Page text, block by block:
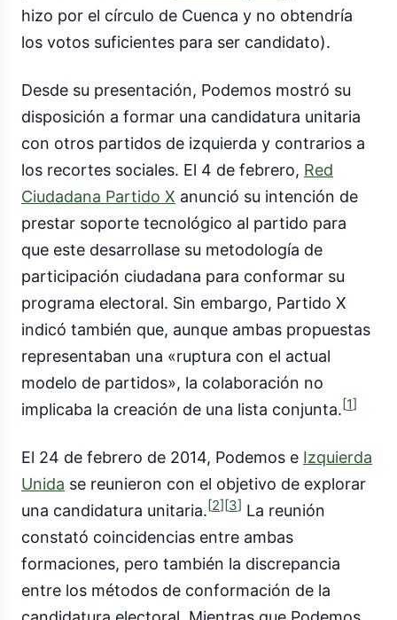
hizo por el círculo de Cuenca y no obtendría
los votos suficientes para ser candidato).
Desde su presentación, Podemos mostró su
disposición a formar una candidatura unitaria
con otros partidos de izquierda y contrarios a
los recortes sociales. El 4 de febrero, Red
Ciudadana Partido X anunció su intención de
prestar soporte tecnológico al partido para
que este desarrollase su metodología de
participación ciudadana para conformar su
programa electoral. Sin embargo, Partido X
indicó también que, aunque ambas propuestas
representaban una «ruptura con el actual
modelo de partidos», la colaboración no
implicaba la creación de una lista conjunta. [1]
El 24 de febrero de 2014, Podemos e Izquierda
Unida se reunieron con el objetivo de explorar
una candidatura unitaria. [2] [3] La reunión
constató coincidencias entre ambas
formaciones, pero también la discrepancia
entre los métodos de conformación de la